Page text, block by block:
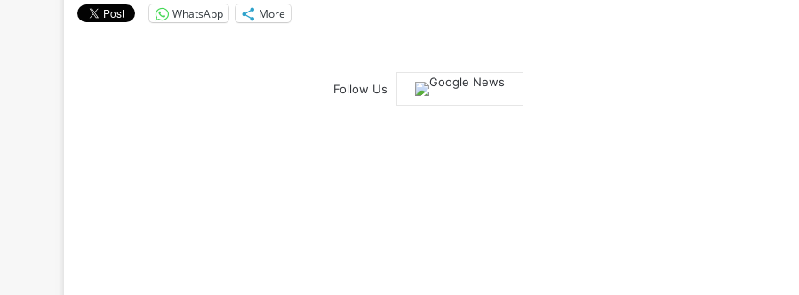
WhatsApp
More
Follow Us